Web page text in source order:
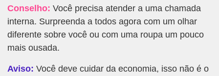
Conselho: Você precisa atender a uma chamada
interna. Surpreenda a todos agora com um olhar
diferente sobre você ou com uma roupa um pouco
mais ousada.
Aviso: Você deve cuidar da economia, isso não é o